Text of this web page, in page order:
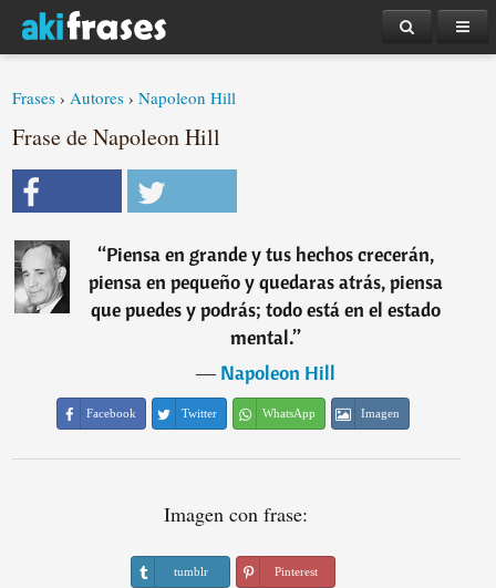
Frases ›Autores ›Napoleon Hill
Frase de Napoleon Hill
“Piensa en grande y tus hechos crecerán,
piensa en pequeño y quedaras atrás, piensa
que puedes y podrás; todo está en el estado
mental.”
―Napoleon Hill
Facebook Twitter WhatsApp Imagen
Imagen con frase:
tumblr Pinterest